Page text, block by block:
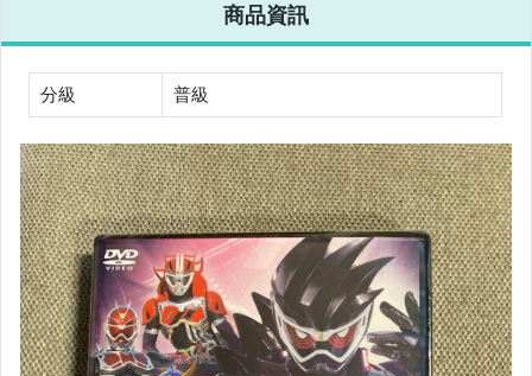
商品資訊
分級 普級